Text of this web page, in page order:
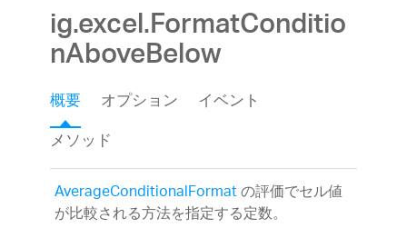
ig.excel.FormatConditio
nAboveBelow
概要 オプション
イベント
メソッド
AverageConditionalFormatの評価でセル値
が比較される方法を指定する定数。